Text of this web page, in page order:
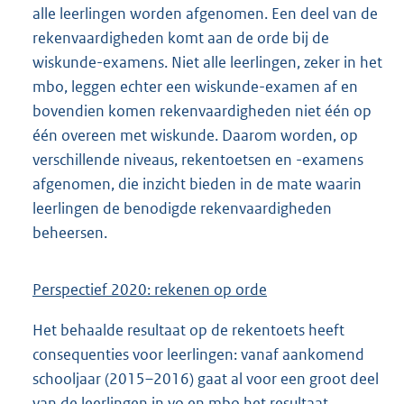
alle leerlingen worden afgenomen. Een deel van de
rekenvaardigheden komt aan de orde bij de
wiskunde-examens. Niet alle leerlingen, zeker in het
mbo, leggen echter een wiskunde-examen af en
bovendien komen rekenvaardigheden niet één op
één overeen met wiskunde. Daarom worden, op
verschillende niveaus, rekentoetsen en -examens
afgenomen, die inzicht bieden in de mate waarin
leerlingen de benodigde rekenvaardigheden
beheersen.
Perspectief 2020: rekenen op orde
Het behaalde resultaat op de rekentoets heeft
consequenties voor leerlingen: vanaf aankomend
schooljaar (2015–2016) gaat al voor een groot deel